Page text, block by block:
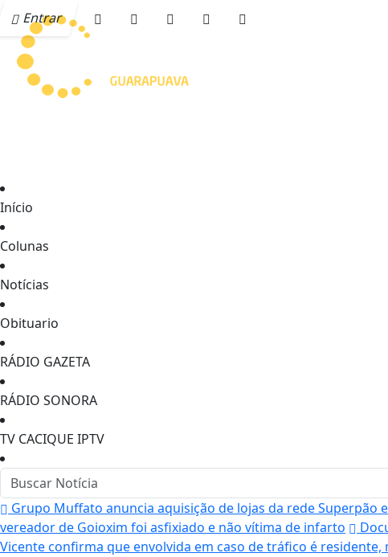
Entrar
Início
Colunas
Notícias
Obituario
RÁDIO GAZETA
RÁDIO SONORA
TV CACIQUE IPTV
Grupo Muffato anuncia aquisição de lojas da rede Superpão
vereador de Goioxim foi asfixiado e não vítima de infarto
Vicente confirma que envolvida em caso de tráfico é